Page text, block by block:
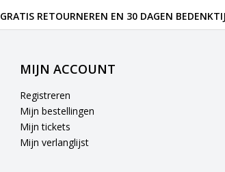
GRATIS RETOURNEREN EN 30 DAGEN
MIJN ACCOUNT
Registreren
Mijn bestellingen
Mijn tickets
Mijn verlanglijst